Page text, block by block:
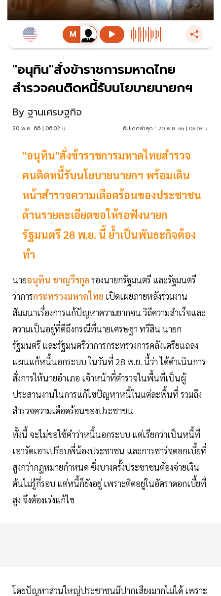
"อนุทิน"สั่งข้าราชการมหาดไทย
สำรวจคนติดหนี้รับนโยบายนายกฯ
By ฐานเศรษฐกิจ
20 พ.ย. 66 | 06:02 น. อัปเดตล่าสุด : 20 พ.ย. 66 | 06:03 น.
"อนุทิน"สั่งข้าราชการมหาดไทยสำรวจ
คนติดหนี้รับนโยบายนายกฯ พร้อมเดิน
หน้าสำรวจความเดือดร้อนของประชาชน
ด้านรายละเอียดขอให้รอฟังนายก
รัฐมนตรี 28 พ.ย. นี้ ย้ำเป็นพันธะกิจต้อง
ทำ
นายอนุทิน ชาญวีรกูล รองนายกรัฐมนตรี และรัฐมนตรี
ว่าการกระทรวงมหาดไทย เปิดเผยภายหลังร่วมงาน
สัมมนาเรื่องการแก้ปัญหาความยากจน วิถีความสำเร็จและ
ความเป็นอยู่ที่ดีถึงกรณีที่นายเศรษฐา ทวีสิน นายก
รัฐมนตรี และรัฐมนตรีว่าการกระทรวงการคลังเตรียแถลง
แผนแก้หนี้นอกระบบ ในวันที่ 28 พ.ย. นี้ว่า ได้ดำเนินการ
สั่งการให้นายอำเภอ เจ้าหน้าที่ตำรวจในพื้นที่เป็นผู้
ประสานงานในการแก้ไขปัญหาหนี้ในแต่ละพื้นที่ รวมถึง
สำรวจความเดือดร้อนของประชาชน
ทั้งนี้ จะไม่ขอใช้คำว่าหนี้นอกระบบ แต่เรียกว่าเป็นหนี้ที่
เอารัดเอาเปรียบพี่น้องประชาชน และการชาร์จดอกเบี้ยที่
สูงกว่ากฎหมายกำหนด ซึ่งบางครั้งประชาชนต้องจ่ายเงิน
ต้นไม่รู้กี่รอบ แต่หนี้ก็ยังอยู่ เพราะติดอยู่ในอัตราดอกเบี้ยที่
สูง จึงต้องเร่งแก้ไข
โดยปัญหาส่วนใหญ่ประชาชนมีปากเสียงมากไม่ได้ เพราะ